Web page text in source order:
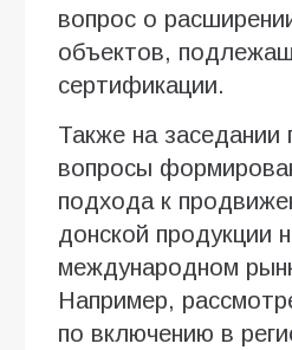
вопрос о
объектов,
сертификации.
Также на заседании
вопросы
подхода к
донской продукции
международном
Например,
по включению в